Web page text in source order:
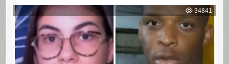
ACUSA
DE
UBER
DE
EM
34841